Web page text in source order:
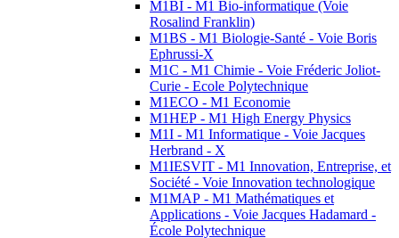
M1BI - M1 Bio-informatique (Voie
Rosalind Franklin)
M1BS - M1 Biologie-Santé - Voie Boris
Ephrussi-X
M1C - M1 Chimie - Voie Fréderic Joliot-
Curie - Ecole Polytechnique
M1ECO - M1 Economie
M1HEP - M1 High Energy Physics
M1I - M1 Informatique - Voie Jacques
Herbrand - X
M1IESVIT - M1 Innovation, Entreprise, et
Société - Voie Innovation technologique
M1MAP - M1 Mathématiques et
Applications - Voie Jacques Hadamard -
École Polytechnique